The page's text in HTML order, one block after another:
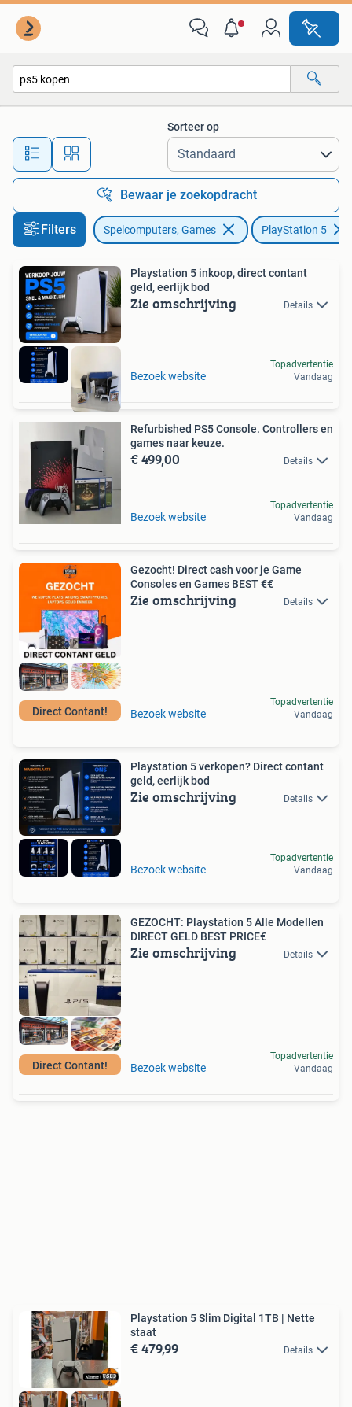
Alle afstanden…
Sorteer op
Bewaar je zoekopdracht
Filters Spelcomputers, Games PlayStation 5
Playstation 5 inkoop, direct contant
geld, eerlijk bod
Zie omschrijving Details
Bezoek website
Topadvertentie
Vandaag
Refurbished PS5 Console. Controllers en
games naar keuze.
€ 499,00 Details
Bezoek website
Topadvertentie
Vandaag
Direct Contant!
Gezocht! Direct cash voor je Game
Consoles en Games BEST €€
Zie omschrijving Details
Bezoek website
Topadvertentie
Vandaag
Playstation 5 verkopen? Direct contant
geld, eerlijk bod
Zie omschrijving Details
Bezoek website
Topadvertentie
Vandaag
Direct Contant!
GEZOCHT: Playstation 5 Alle Modellen
DIRECT GELD BEST PRICE€
Zie omschrijving Details
Bezoek website
Topadvertentie
Vandaag
Playstation 5 Slim Digital 1TB | Nette
staat
€ 479,99 Details